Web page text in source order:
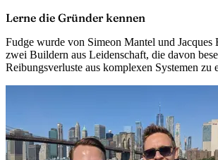
Lerne die Gründer kennen
Fudge wurde von Simeon Mantel und Jacques
zwei Buildern aus Leidenschaft, die davon
Reibungsverluste aus komplexen Systemen zu